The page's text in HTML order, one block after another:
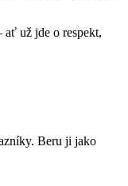
ať už jde o respekt,
Beru ji jako